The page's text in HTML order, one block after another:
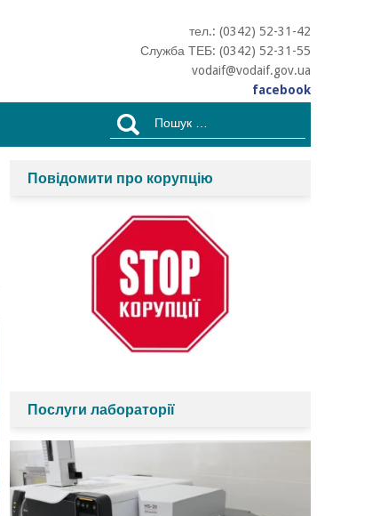
тел.: (0342) 52-31-42
Служба ТЕБ: (0342) 52-31-55
vodaif@vodaif.gov.ua
facebook
Пошук:
Повідомити про корупцію
Послуги лабораторії